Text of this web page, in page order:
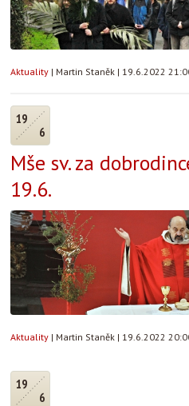
Aktuality | Martin Staněk | 19.6.2022
19
6
Mše sv. za
19.6.
Aktuality | Martin Staněk | 19.6.2022
19
6